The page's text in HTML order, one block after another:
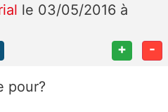
le 03/05/2016 à
+ -
pour?